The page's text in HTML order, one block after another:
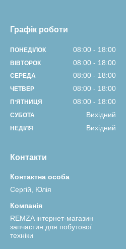
Графік роботи
ПОНЕДІЛОК 08:00 18:00
ВІВТОРОК 08:00 18:00
СЕРЕДА 08:00 18:00
ЧЕТВЕР 08:00 18:00
ПʼЯТНИЦЯ 08:00 18:00
СУБОТА Вихідний
НЕДІЛЯ Вихідний
Контакти
Сергій, Юлія
REMZA інтернет-магазин
запчастин для побутової
техніки